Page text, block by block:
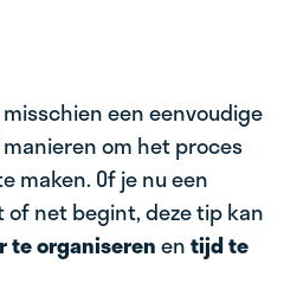
een eenvoudige
om het proces
maken. Of je nu een
net begint, deze tip kan
te organiserenentijd te